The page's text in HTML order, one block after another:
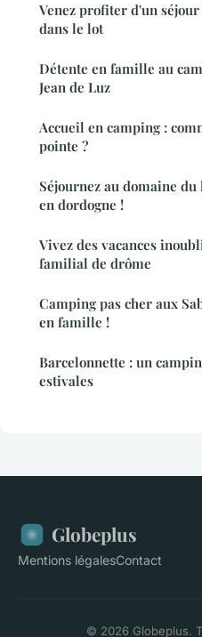
Venez profiter d'un
dans le lot
Détente en famille au
Jean de Luz
Accueil en camping :
pointe ?
Séjournez au domaine
en dordogne !
Vivez des vacances
familial de drôme
Camping pas cher aux
en famille !
Barcelonnette : un
estivales
Globeplus
Mentions légalesContact
© 2026 Globeplus.